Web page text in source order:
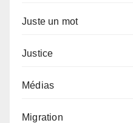
Juste un mot
Justice
Médias
Migration